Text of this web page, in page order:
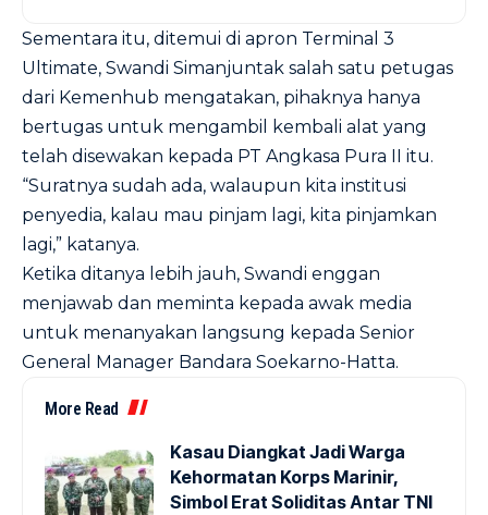
Sementara itu, ditemui di apron Terminal 3
Ultimate, Swandi Simanjuntak salah satu petugas
dari Kemenhub mengatakan, pihaknya hanya
bertugas untuk mengambil kembali alat yang
telah disewakan kepada PT Angkasa Pura II itu.
“Suratnya sudah ada, walaupun kita institusi
penyedia, kalau mau pinjam lagi, kita pinjamkan
lagi,” katanya.
Ketika ditanya lebih jauh, Swandi enggan
menjawab dan meminta kepada awak media
untuk menanyakan langsung kepada Senior
General Manager Bandara Soekarno-Hatta.
More Read
Kasau Diangkat Jadi Warga
Kehormatan Korps Marinir,
Simbol Erat Soliditas Antar TNI